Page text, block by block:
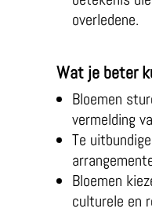
overledene.
Wat je beter
Bloemen
vermelding
Te
Bloemen
culturele en